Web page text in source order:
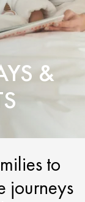
&
to
journeys